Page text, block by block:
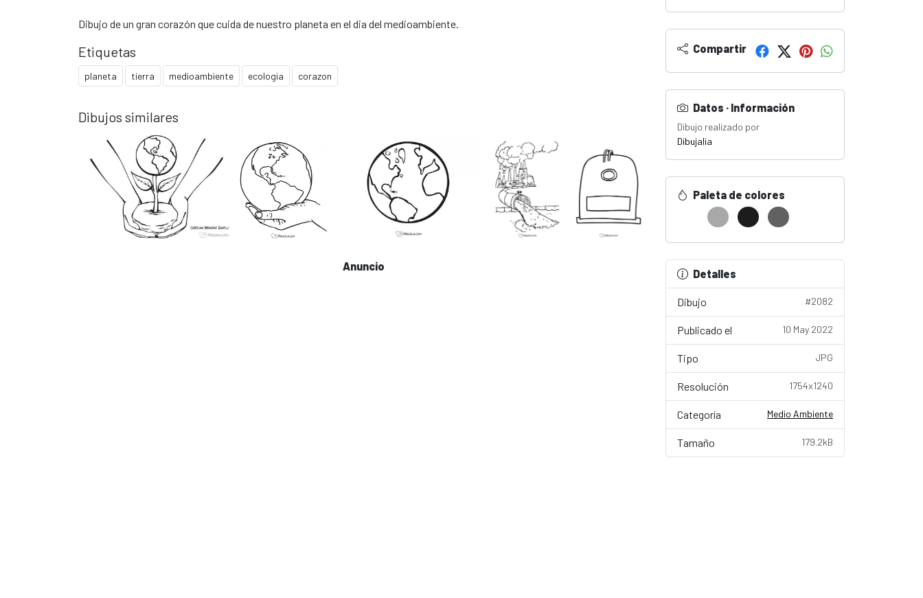
Dibujo de un gran corazón que cuida de nuestro planeta en el dia del medioambiente.
Etiquetas
planeta tierra medioambiente ecologia corazon
Dibujos similares
Anuncio
Compartir
Datos · Información
Dibujo realizado por
Dibujalia
Paleta de colores
Detalles
Dibujo #2082
Publicado el 10 May 2022
Tipo JPG
Resolución 1754x1240
Categoría Medio Ambiente
Tamaño 179.2kB